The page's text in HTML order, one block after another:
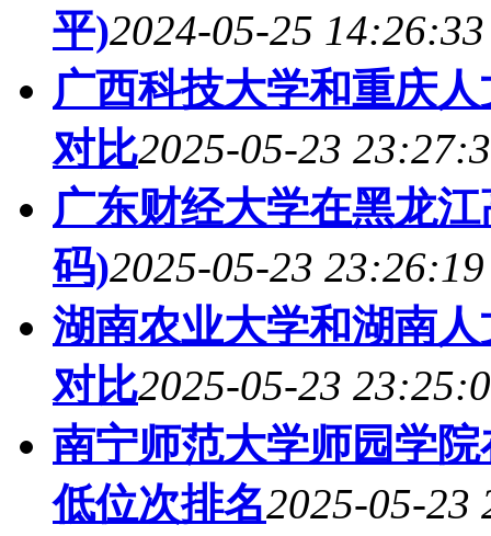
平)2024-05-25 14:26:33
广西科技大学和重庆
对比2025-05-23
广东财经大学在黑龙
码)2025-05-23 23:26:19
湖南农业大学和湖南
对比2025-05-23
南宁师范大学师园学
低位次排名2025-05-23